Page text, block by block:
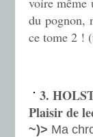
du pognon,
ce tome 2 !
3.
Plaisir de
~)> Ma